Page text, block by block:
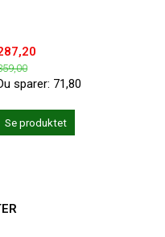
sparer: 71,80
Se produktet